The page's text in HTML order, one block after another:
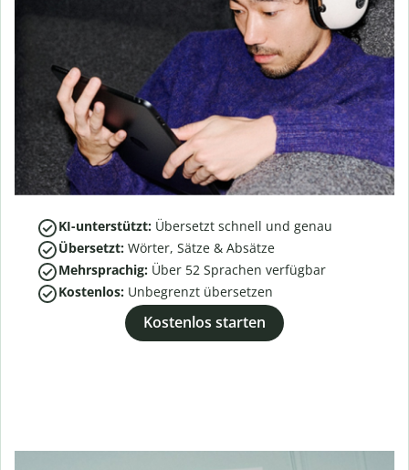
KI-unterstützt: Übersetzt schnell und genau
Übersetzt: Wörter, Sätze & Absätze
Mehrsprachig: Über 52 Sprachen verfügbar
Kostenlos: Unbegrenzt übersetzen
Kostenlos starten